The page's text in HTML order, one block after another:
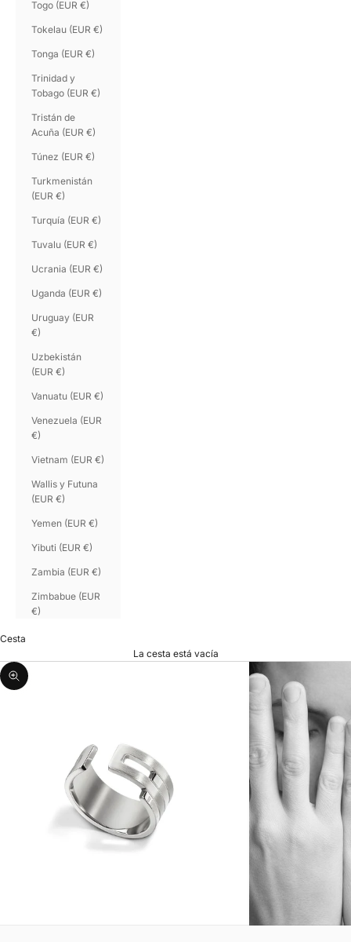
Togo (EUR €)
Tokelau (EUR €)
Tonga (EUR €)
Trinidad y
Tobago (EUR €)
Tristán de
Acuña (EUR €)
Túnez (EUR €)
Turkmenistán
(EUR €)
Turquía (EUR €)
Tuvalu (EUR €)
Ucrania (EUR €)
Uganda (EUR €)
Uruguay (EUR
€)
Uzbekistán
(EUR €)
Vanuatu (EUR €)
Venezuela (EUR
€)
Vietnam (EUR €)
Wallis y Futuna
(EUR €)
Yemen (EUR €)
Yibuti (EUR €)
Zambia (EUR €)
Zimbabue (EUR
€)
Cesta
La cesta está vacía
Zoom